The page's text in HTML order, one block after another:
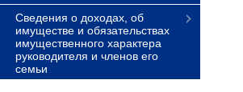
Сведения о доходах, об
имуществе и обязательствах
имущественного характера
руководителя и членов его
семьи